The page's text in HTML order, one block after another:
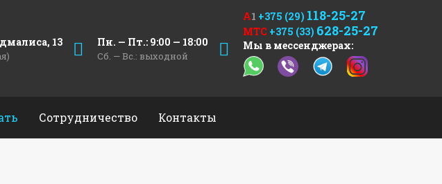
13 Пн. — Пт.: 9:00 — 18:00
Сб. — Вс.: выходной
А1 +375 (29) 118-25-27
МТС +375 (33) 628-25-27
Мы в мессенджерах:
Сотрудничество Контакты